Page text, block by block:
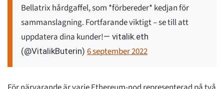
Bellatrix hårdgaffel, som *förbereder* kedjan för
sammanslagning. Fortfarande viktigt – se till att
uppdatera dina kunder!— vitalik.eth
(@VitalikButerin) 6 september 2022